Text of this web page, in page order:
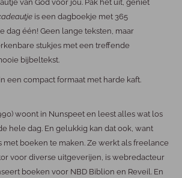
van God voor jou. Pak het uit, geniet
is een dagboekje met 365
dag één! Geen lange teksten, maar
stukjes met een treffende
bijbeltekst.
een compact formaat met harde kaft.
woont in Nunspeet en leest alles wat los
hele dag. En gelukkig kan dat ook, want
met boeken te maken. Ze werkt als freelance
voor diverse uitgeverijen, is webredacteur
boeken voor NBD Biblion en Reveil. En